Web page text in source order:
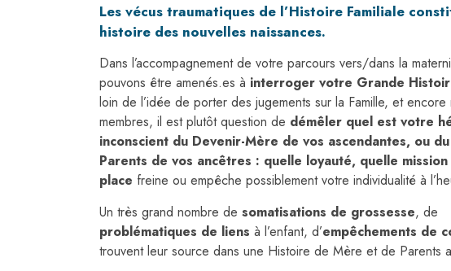
Les vécus traumatiques de l’Histoire Familiale
histoire des nouvelles naissances.
Dans l’accompagnement de votre parcours vers/dans la
pouvons être amenés.es à interroger votre Grande
loin de l’idée de porter des jugements sur la Famille, et encore
membres, il est plutôt question de démêler quel est votre
inconscient du Devenir-Mère de vos ascendantes, ou
Parents de vos ancêtres : quelle loyauté, quelle
place freine ou empêche possiblement votre individualité à
Un très grand nombre de somatisations de grossesse, de
problématiques de liens à l’enfant, d’empêchements de
trouvent leur source dans une Histoire de Mère et de Parents